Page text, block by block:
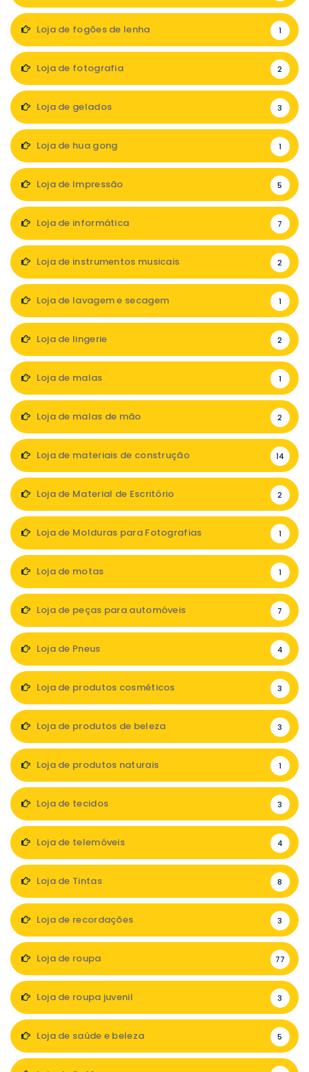
Loja de fogões de lenha 1
Loja de fotografia 2
Loja de gelados 3
Loja de hua gong 1
Loja de Impressão 5
Loja de informática 7
Loja de instrumentos musicais 2
Loja de lavagem e secagem 1
Loja de lingerie 2
Loja de malas 1
Loja de malas de mão 2
Loja de materiais de construção 14
Loja de Material de Escritório 2
Loja de Molduras para Fotografias 1
Loja de motas 1
Loja de peças para automóveis 7
Loja de Pneus 4
Loja de produtos cosméticos 3
Loja de produtos de beleza 3
Loja de produtos naturais 1
Loja de tecidos 3
Loja de telemóveis 4
Loja de Tintas 8
Loja de recordações 3
Loja de roupa 77
Loja de roupa juvenil 3
Loja de saúde e beleza 5